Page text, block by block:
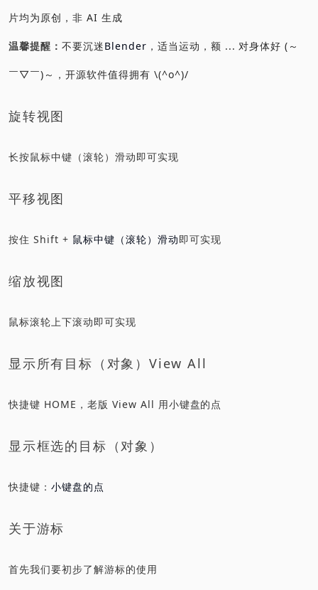
片均为原创，非 AI 生成
温馨提醒： 不要沉迷Blender ，适当运动，额 ... 对身体好 (～
￣▽￣)～，开源软件值得拥有 \(^o^)/
旋转视图
长按鼠标中键（滚轮）滑动即可实现
平移视图
按住 Shift + 鼠标中键（滚轮）滑动即可实现
缩放视图
鼠标滚轮上下滚动即可实现
显示所有目标（对象）View All
快捷键 HOME，老版 View All 用小键盘的点
显示框选的目标（对象）
快捷键： 小键盘的点
关于游标
首先我们要初步了解游标的使用